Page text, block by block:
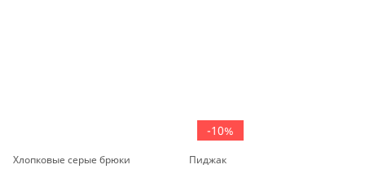
Хлопковые серые брюки
-10%
Пиджак